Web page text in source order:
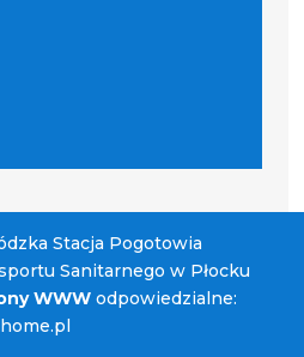
Stacja Pogotowia
Sanitarnego w Płocku
WWW odpowiedzialne:
home.pl